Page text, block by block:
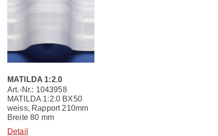
MATILDA 1:2.0
Art.-Nr.: 1043958
MATILDA 1:2.0 BX50
weiss, Rapport 210mm
Breite 80 mm
Detail